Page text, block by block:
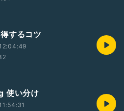
するコツ
使い分け